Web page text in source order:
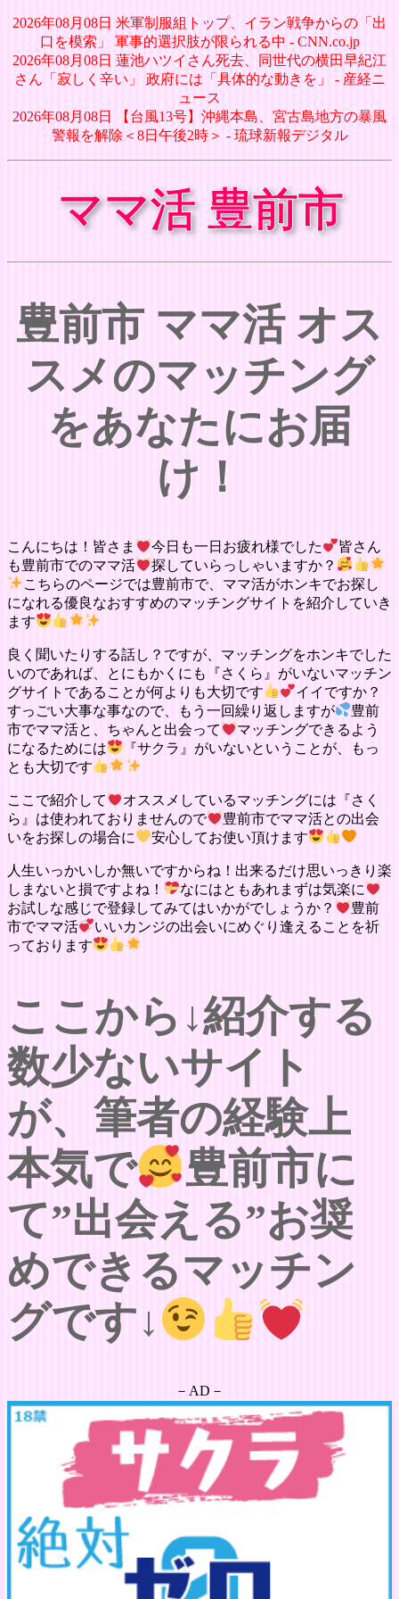
2026年08月08日 米軍制服組トップ、イラン戦争からの「出
口を模索」 軍事的選択肢が限られる中 - CNN.co.jp
2026年08月08日 蓮池ハツイさん死去、同世代の横田早紀江
さん「寂しく辛い」 政府には「具体的な動きを」 - 産経ニ
ュース
2026年08月08日 【台風13号】沖縄本島、宮古島地方の暴風
警報を解除＜8日午後2時＞ - 琉球新報デジタル
ママ活 豊前市
豊前市 ママ活 オス
スメのマッチング
をあなたにお届
け！
こんにちは！皆さま 今日も一日お疲れ様でした
皆さん
も豊前市でのママ活
探していらっしゃいますか？
こちらのページでは豊前市で、ママ活がホンキでお探し
になれる優良なおすすめのマッチングサイトを紹介していき
ます
良く聞いたりする話し？ですが、マッチングをホンキでした
いのであれば、とにもかくにも『さくら』がいないマッチン
グサイトであることが何よりも大切です
イイですか？
すっごい大事な事なので、もう一回繰り返しますが
豊前
市でママ活と、ちゃんと出会って
マッチングできるよう
になるためには
『サクラ』がいないということが、もっ
とも大切です
ここで紹介して
オススメしているマッチングには『さく
ら』は使われておりませんので
豊前市でママ活との出会
いをお探しの場合に
安心してお使い頂けます
人生いっかいしか無いですからね！出来るだけ思いっきり楽
しまないと損ですよね！
なにはともあれまずは気楽に
お試しな感じで登録してみてはいかがでしょうか？
豊前
市でママ活
いいカンジの出会いにめぐり逢えることを祈
っております
ここから↓紹介する
数少ないサイト
が、筆者の経験上
本気で
豊前市に
て”出会える”お奨
めできるマッチン
グです↓
－AD－